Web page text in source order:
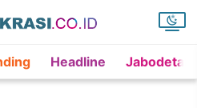
Headline